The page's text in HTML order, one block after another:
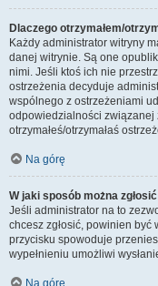
Dlaczego otrzymałem/
Każdy administrator witryny
danej witrynie. Są one
nimi. Jeśli ktoś ich nie
ostrzeżenia decyduje
wspólnego z ostrzeżeniami
odpowiedzialności związanej
otrzymałeś/otrzymałaś
Na górę
W jaki sposób można
Jeśli administrator na to
chcesz zgłosić, powinien
przycisku spowoduje
wypełnieniu umożliwi
Na górę